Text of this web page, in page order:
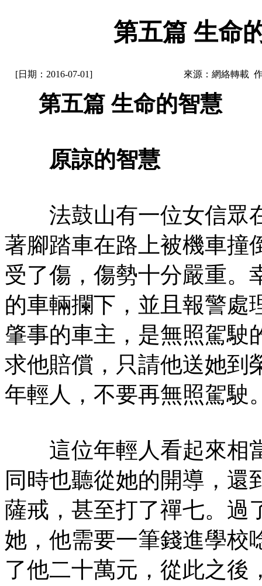
第五篇 生命
[日期：2016-07-01] 來源：網絡轉載
第五篇 生命的智慧
原諒的智慧
法鼓山有一位女信眾
著腳踏車在路上被機車撞
受了傷，傷勢十分嚴重。
的車輛攔下，並且報警處
肇事的車主，是無照駕駛
求他賠償，只請他送她到
年輕人，不要再無照駕駛
這位年輕人看起來相
同時也聽從她的開導，還
薩戒，甚至打了禪七。過
她，他需要一筆錢進學校
了他二十萬元，從此之後